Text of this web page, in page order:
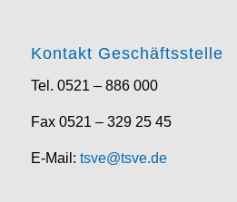
Kontakt Geschäftsstelle
Tel. 0521 – 886 000
Fax 0521 – 329 25 45
E-Mail: tsve@tsve.de